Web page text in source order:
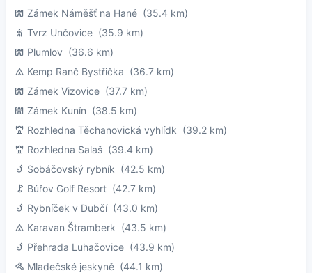
Zámek Náměšť na Hané (35.4 km)
Tvrz Unčovice (35.9 km)
Plumlov (36.6 km)
Kemp Ranč Bystřička (36.7 km)
Zámek Vizovice (37.7 km)
Zámek Kunín (38.5 km)
Rozhledna Těchanovická vyhlídk (39.2 km)
Rozhledna Salaš (39.4 km)
Sobáčovský rybník (42.5 km)
Búřov Golf Resort (42.7 km)
Rybníček v Dubčí(43.0 km)
Karavan Štramberk (43.5 km)
Přehrada Luhačovice (43.9 km)
Mladečské jeskyně (44.1 km)